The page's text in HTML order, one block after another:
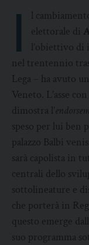
I
l
elettorale di
l’obiettivo di
nel trentennio
Lega – ha avuto
Veneto. L’asse
dimostra l’
speso per lui ben
palazzo Balbi
sarà capolista in
centrali dello
sottolineature e
che porterà in
questo emerge
suo programma